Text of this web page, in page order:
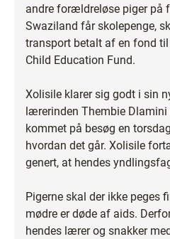
andre forældreløse piger på
Swaziland får skolepenge,
transport betalt af en fond
Child Education Fund.
Xolisile klarer sig godt i sin
lærerinden Thembie Dlamini
kommet på besøg en
hvordan det går. Xolisile
genert, at hendes
Pigerne skal der ikke peges
mødre er døde af aids.
hendes lærer og snakker